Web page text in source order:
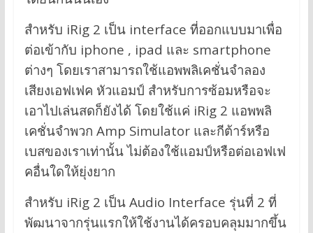
สำหรับ iRig 2 เป็น interface ที่ออกแบบมาเพื่อ
ต่อเข้ากับ iphone , ipad และ smartphone
ต่างๆ โดยเราสามารถใช้แอพพลิเคชั่นจำลอง
เสียงเอฟเฟค หัวแอมป์ สำหรับการซ้อมหรือจะ
เอาไปเล่นสดก็ยังได้ โดยใช้แค่ iRig 2 แอพพลิ
เคชั่นจำพวก Amp Simulator และกีต้าร์หรือ
เบสของเราเท่านั้น ไม่ต้องใช้แอมป์หรือต่อเอฟเฟ
คอื่นใดให้ยุ่งยาก
สำหรับ iRig 2 เป็น Audio Interface รุ่นที่ 2 ที่
พัฒนาจากรุ่นแรกให้ใช้งานได้ครอบคลุมมากขึ้น